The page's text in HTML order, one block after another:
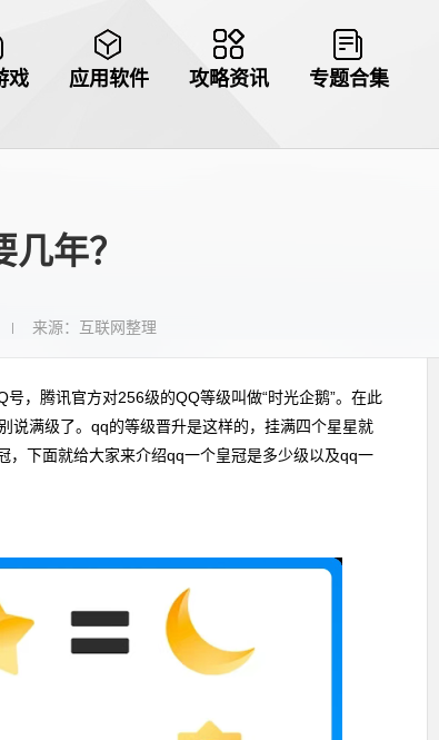
戏 应用软件 攻略资讯 专题合集
年？
| 来源：互联网整理
，腾讯官方对256级的QQ等级叫做“时光企鹅”。在此
说满级了。qq的等级晋升是这样的，挂满四个星星就
，下面就给大家来介绍qq一个皇冠是多少级以及qq一